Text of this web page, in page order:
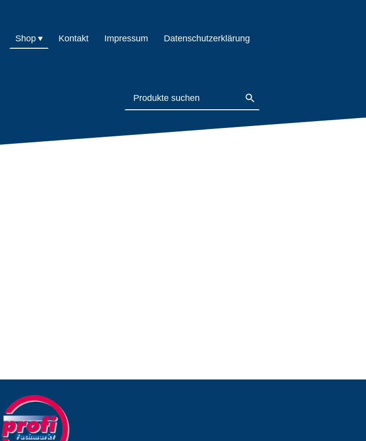
Shop Kontakt Impressum Datenschutzerklärung